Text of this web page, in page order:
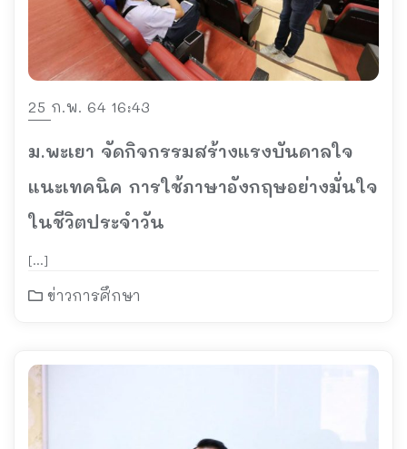
25 ก.พ. 64 16:43
ม.พะเยา จัดกิจกรรมสร้างแรงบันดาลใจ
แนะเทคนิค การใช้ภาษาอังกฤษอย่างมั่นใจ
ในชีวิตประจำวัน
[…]
ข่าวการศึกษา